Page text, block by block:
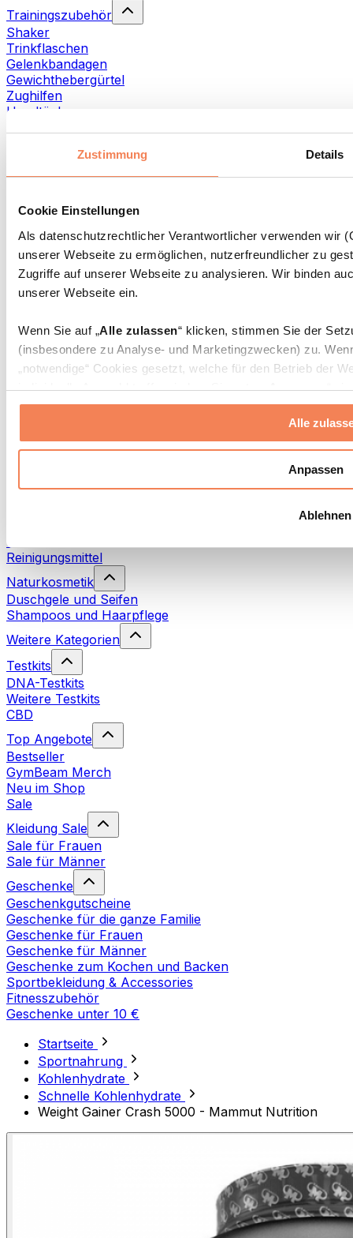
Zustimmung Details
Cookie Einstellungen
Als datenschutzrechtlicher Verantwortlicher verwenden wir
unserer Webseite zu ermöglichen, nutzerfreundlicher zu
Zugriffe auf unserer Webseite zu analysieren. Wir binden
unserer Webseite ein.
Wenn Sie auf „Alle zulassen“ klicken, stimmen Sie der
(insbesondere zu Analyse- und Marketingzwecken) zu.
„notwendige“ Cookies gesetzt, welche für den Betrieb der
individuelle Auswahl treffen, indem Sie unter „Anpassen“
erlauben“ klicken.
Weitere Informationen über die Verarbeitung Ihrer Daten
Datenschutzerklärung
Alle
Anpassen
Ablehnen
Trainingszubehör
Shaker
Trinkflaschen
Gelenkbandagen
Gewichthebergürtel
Zughilfen
Handtücher
Faszien- und Massagerollen
Weitere Rehabilitationshilfen
Taschen & Rucksäcke
Essenstaschen und Meal-Prep-Zubehör
Sporttaschen
Zubehör nach Aktivität
Laufen
Kampfsport
Yoga & Pilates
Wandern
Rotlichttherapie
Waschmittel
Reinigungsmittel
Naturkosmetik
Duschgele und Seifen
Shampoos und Haarpflege
Weitere Kategorien
Testkits
DNA-Testkits
Weitere Testkits
CBD
Top Angebote
Bestseller
GymBeam Merch
Neu im Shop
Sale
Kleidung Sale
Sale für Frauen
Sale für Männer
Geschenke
Geschenkgutscheine
Geschenke für die ganze Familie
Geschenke für Frauen
Geschenke für Männer
Geschenke zum Kochen und Backen
Sportbekleidung & Accessories
Fitnesszubehör
Geschenke unter 10 €
Startseite
Sportnahrung
Kohlenhydrate
Schnelle Kohlenhydrate
Weight Gainer Crash 5000 - Mammut Nutrition